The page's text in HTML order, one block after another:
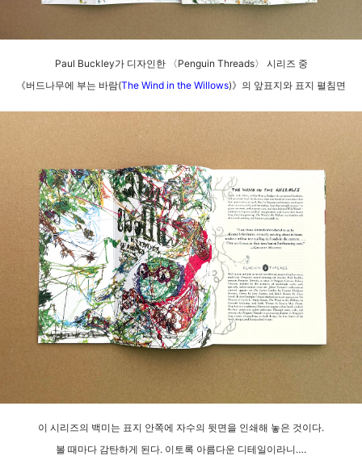
Paul Buckley가 디자인한 〈Penguin Threads〉
시리즈 중
《버드나무에 부는 바람(The Wind in the Willows)》 의 앞표지와 표지 펼침면
이 시리즈의 백미는 표지 안쪽에 자수의 뒷면을 인쇄해 놓은 것이다.
볼 때마다 감탄하게 된다. 이토록 아름다운 디테일이라니….